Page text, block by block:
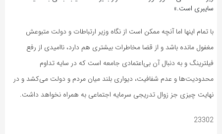
سایبری است.»
با تمام اینها اما آنچه ممکن است از نگاه وزیر ارتباطات و دولت متبوعش
مغفول مانده باشد و از قضا مخاطرات بیشتری هم دارد، ناامیدی از رفع
فیلترینگ و به دنبال آن بی‌اعتمادی جامعه است که در سایه تداوم
محدودیت‌ها و عدم شفافیت، دیواری بلند میان مردم و دولت می‌کشد و در
نهایت چیزی جز زوال تدریجی سرمایه اجتماعی به همراه نخواهد داشت.
23302